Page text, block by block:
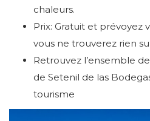
chaleurs.
Prix: Gratuit et prévoyez
vous ne trouverez rien
Retrouvez l’ensemble
de Setenil de las
tourisme